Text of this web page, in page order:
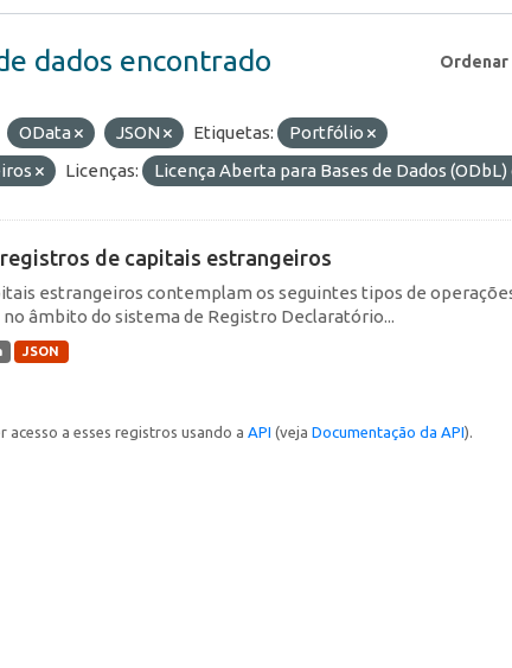
dados encontrado
OData JSON Etiquetas:
Portfólio
Licenças: Licença Aberta para Bases de Dados
de capitais estrangeiros
estrangeiros contemplam os seguintes tipos de
âmbito do sistema de Registro Declaratório...
JSON
acesso a esses registros usando a API (veja Documentação da API).